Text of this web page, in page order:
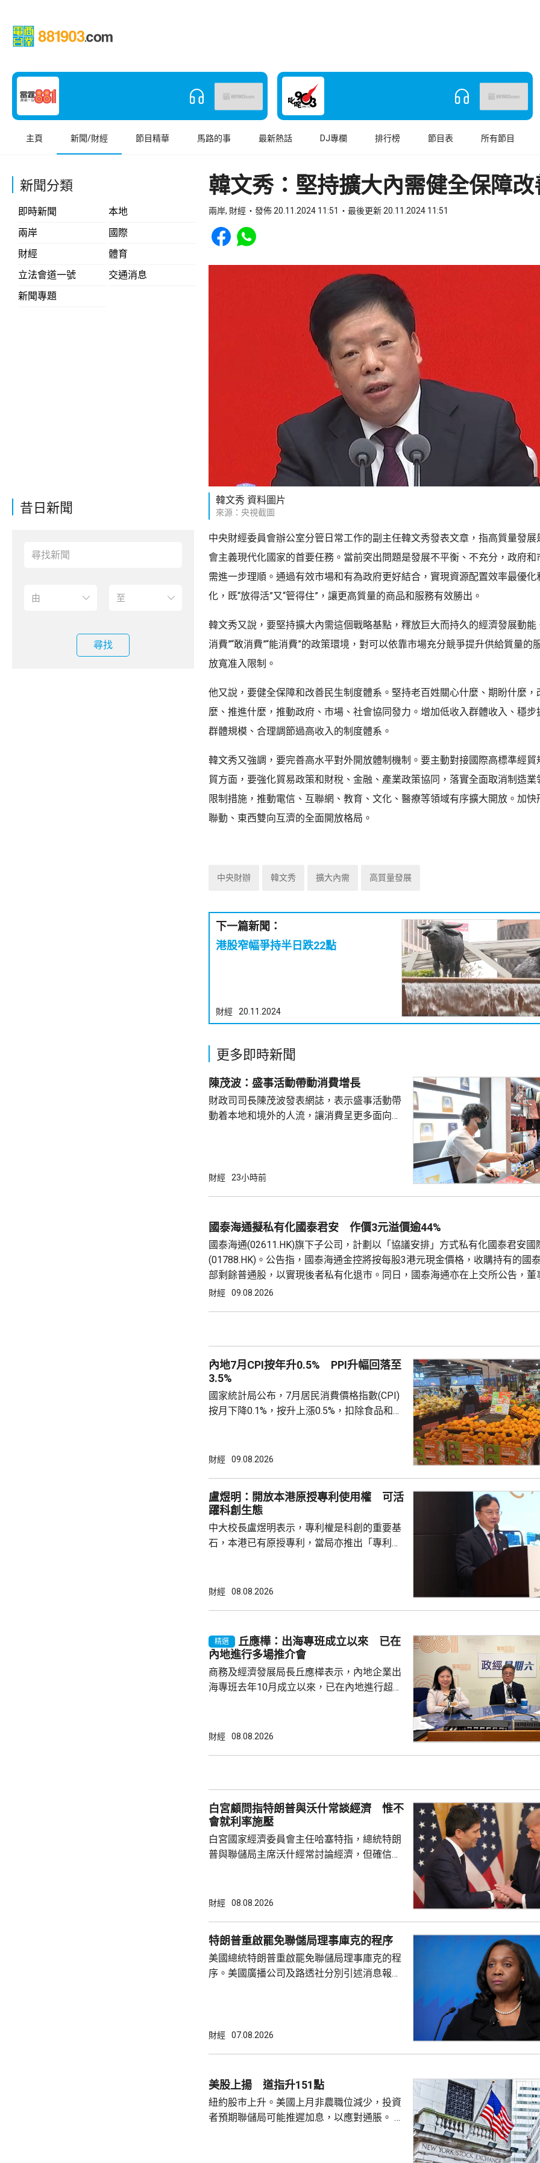
主頁 新聞/財經 節目精華 馬路的事 最新熱話 DJ專欄 排行榜 節目表 所有節目
新聞分類
即時新聞
本地
兩岸
國際
財經
體育
立法會道一號
交通消息
新聞專題
昔日新聞
尋找
韓文秀：堅持擴大內需健全保障
兩岸, 財經 發佈 20.11.2024 11:51 最後更新 20.11.2024 11:51
Share to Facebook
Share to WhatsApp
韓文秀 資料圖片
來源：央視截圖
中央財經委員會辦公室分管日常工作的副主任韓文秀發表文章，指高質量發展
會主義現代化國家的首要任務。當前突出問題是發展不平衡、不充分，政府和
需進一步理順。通過有效市場和有為政府更好結合，實現資源配置效率最優化
化，既“放得活”又“管得住”，讓更高質量的商品和服務有效勝出。
韓文秀又說，要堅持擴大內需這個戰略基點，釋放巨大而持久的經濟發展動能
消費”“敢消費”“能消費”的政策環境，對可以依靠市場充分競爭提升供給質量的
放寬准入限制。
他又說，要健全保障和改善民生制度體系。堅持老百姓關心什麼、期盼什麼，
麼、推進什麼，推動政府、市場、社會協同發力。增加低收入群體收入、穩步
群體規模、合理調節過高收入的制度體系。
韓文秀又強調，要完善高水平對外開放體制機制。要主動對接國際高標準經貿
貿方面，要強化貿易政策和財稅、金融、產業政策協同，落實全面取消制造業
限制措施，推動電信、互聯網、教育、文化、醫療等領域有序擴大開放。加快
聯動、東西雙向互濟的全面開放格局。
中央財辦 韓文秀 擴大內需 高質量發展
下一篇新聞：
港股窄幅爭持半日跌22點
財經 20.11.2024
更多即時新聞
陳茂波：盛事活動帶動消費增長
財政司司長陳茂波發表網誌，表示盛事活動帶
動着本地和境外的人流，讓消費呈更多面向的
億元，有啟德附近的食肆指期間的生意增長了
示，今年上半年，約有175萬旅客參與超過
財經 23小時前
國泰海通擬私有化國泰君安 作價3元溢價逾44%
國泰海通(02611.HK)旗下子公司，計劃以「協議安排」方式私有化國泰君安國
(01788.HK)。公告指，國泰海通金控將按每股3港元現金價格，收購持有的國
部剩餘普通股，以實現後者私有化退市。同日，國泰海通亦在上交所公告，董
通過相關資本運作方案。 據聯交所資料，國泰君安國際總股本為95.3億股，
財經 09.08.2026
內地7月CPI按年升0.5% PPI升幅回落至
3.5%
國家統計局公布，7月居民消費價格指數(CPI)
按月下降0.1%，按升上漲0.5%，扣除食品和能
下降0.7%，按年上漲3.5%，漲幅比上月回落
動，令國內汽油價格下降10.7%；而PPI則受
到輸入性因素和季節性因素影響，國內相關...
財經 09.08.2026
盧煜明：開放本港原授專利使用權 可活
躍科創生態
中大校長盧煜明表示，專利權是科創的重要基
石，本港已有原授專利，當局亦推出「專利
使用，相信會有更多人來港申請專利，活躍本
產出獨角獸企業，必須依賴其他市場，例如大
灣區，及解決專利權方面弱點。盧煜明表示，
財經 08.08.2026
精選
丘應樺：出海專班成立以來 已在
內地進行多場推介會
商務及經濟發展局長丘應樺表示，內地企業出
海專班去年10月成立以來，已在內地進行超過
時，亦已帶同內地及香港企業隨團，簽訂96份
總部或公司，並在香港作籌融資，相信對香港
整體經濟有幫助，他下周出訪馬來...
財經 08.08.2026
白宮顧問指特朗普與沃什常談經濟 惟不
會就利率施壓
白宮國家經濟委員會主任哈塞特指，總統特朗
普與聯儲局主席沃什經常討論經濟，但確信特
什和特朗普長期以來關係非常密切，一直會討
見，令外界質疑特朗普可能試圖影響聯儲局決
策。不過日程顯示，沃什6月沒與特朗普通話
或會談，只是與財長貝森特進行三次早餐
財經 08.08.2026
特朗普重啟罷免聯儲局理事庫克的程序
美國總統特朗普重啟罷免聯儲局理事庫克的程
序。美國廣播公司及路透社分別引述消息報
事的誠信產生質疑，因此特朗普正考慮撒銷她
何正當理由可以解除庫克的職務。 特朗普去年
8月底亦曾以欺詐抵押貸款為由，解除庫...
財經 07.08.2026
美股上揚 道指升151點
紐約股巿上升。美國上月非農職位減少，投資
者預期聯儲局可能推遲加息，以應對通脹。 道